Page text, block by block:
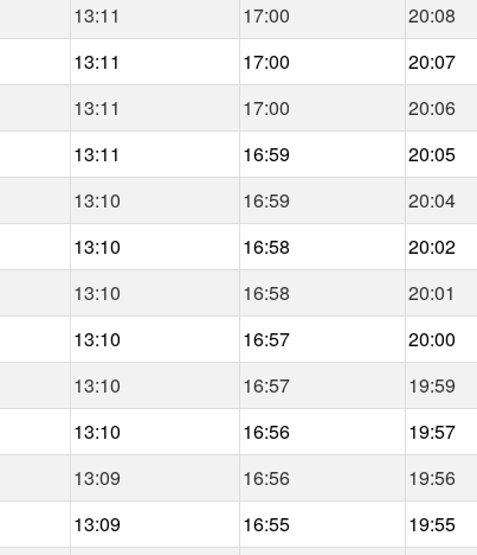
13:11 17:00 20:08
13:11 17:00 20:07
13:11 17:00 20:06
13:11 16:59 20:05
13:10 16:59 20:04
13:10 16:58 20:02
13:10 16:58 20:01
13:10 16:57 20:00
13:10 16:57 19:59
13:10 16:56 19:57
13:09 16:56 19:56
13:09 16:55 19:55